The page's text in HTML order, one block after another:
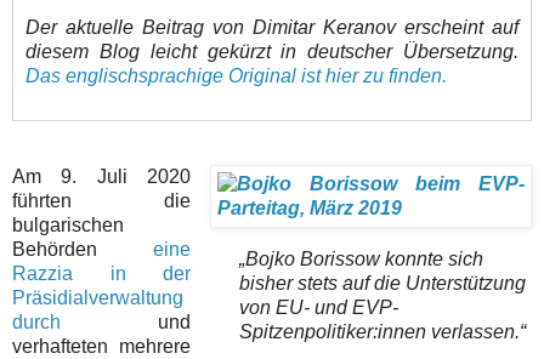
Der aktuelle Beitrag von Dimitar Keranov erscheint auf
diesem Blog leicht gekürzt in deutscher Übersetzung.
Das englischsprachige Original ist hier zu finden.
„Bojko Borissow konnte sich
bisher stets auf die Unterstützung
von EU- und EVP-
Spitzenpolitiker:innen verlassen.“
Am 9. Juli 2020
führten die
bulgarischen
Behörden eine
Razzia in der
Präsidialverwaltung
durch und
verhafteten mehrere